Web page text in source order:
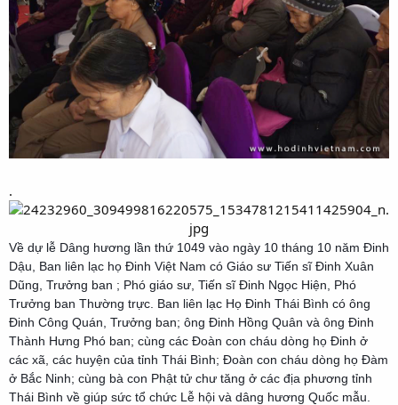
.
Về dự lễ Dâng hương lần thứ 1049 vào ngày 10 tháng 10 năm Đinh
Dậu, Ban liên lạc họ Đinh Việt Nam có Giáo sư Tiến sĩ Đinh Xuân
Dũng, Trưởng ban ; Phó giáo sư, Tiến sĩ Đinh Ngọc Hiện, Phó
Trưởng ban Thường trực. Ban liên lạc Họ Đinh Thái Bình có ông
Đinh Công Quán, Trưởng ban; ông Đinh Hồng Quân và ông Đinh
Thành Hưng Phó ban; cùng các Đoàn con cháu dòng họ Đinh ở
các xã, các huyện của tỉnh Thái Bình; Đoàn con cháu dòng họ Đàm
ở Bắc Ninh; cùng bà con Phật tử chư tăng ở các địa phương tỉnh
Thái Bình về giúp sức tổ chức Lễ hội và dâng hương Quốc mẫu.